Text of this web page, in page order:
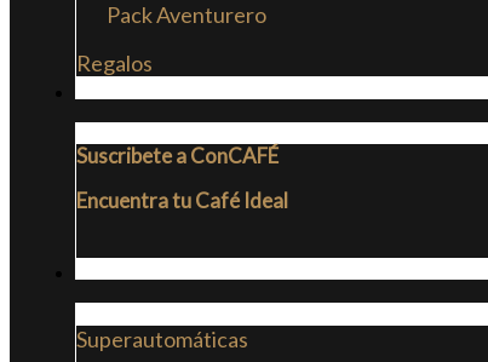
Pack Aventurero
Regalos
Suscribete a ConCAFÉ
Encuentra tu Café Ideal
Superautomáticas